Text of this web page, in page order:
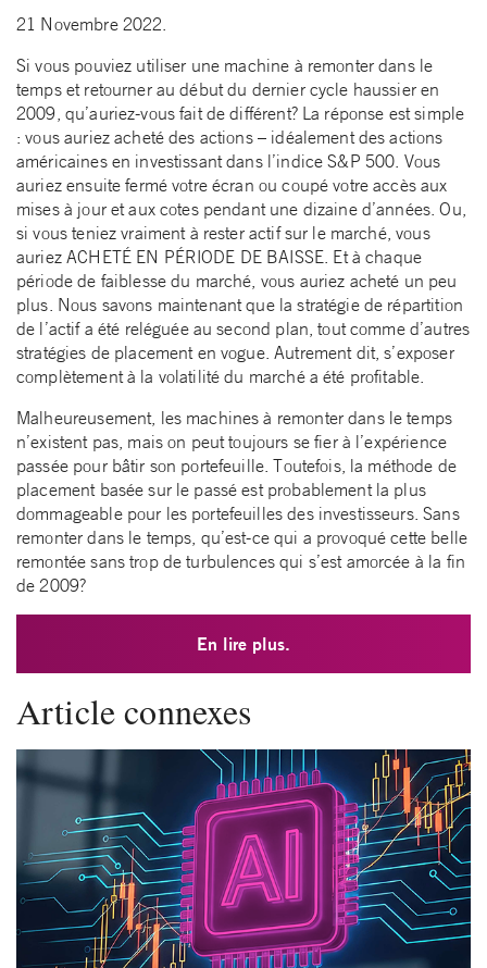
21 Novembre 2022.
Si vous pouviez utiliser une machine à remonter dans le
temps et retourner au début du dernier cycle haussier en
2009, qu’auriez-vous fait de différent? La réponse est simple
: vous auriez acheté des actions – idéalement des actions
américaines en investissant dans l’indice S&P 500. Vous
auriez ensuite fermé votre écran ou coupé votre accès aux
mises à jour et aux cotes pendant une dizaine d’années. Ou,
si vous teniez vraiment à rester actif sur le marché, vous
auriez ACHETÉ EN PÉRIODE DE BAISSE. Et à chaque
période de faiblesse du marché, vous auriez acheté un peu
plus. Nous savons maintenant que la stratégie de répartition
de l’actif a été reléguée au second plan, tout comme d’autres
stratégies de placement en vogue. Autrement dit, s’exposer
complètement à la volatilité du marché a été profitable.
Malheureusement, les machines à remonter dans le temps
n’existent pas, mais on peut toujours se fier à l’expérience
passée pour bâtir son portefeuille. Toutefois, la méthode de
placement basée sur le passé est probablement la plus
dommageable pour les portefeuilles des investisseurs. Sans
remonter dans le temps, qu’est-ce qui a provoqué cette belle
remontée sans trop de turbulences qui s’est amorcée à la fin
de 2009?
En lire plus.
Article connexes